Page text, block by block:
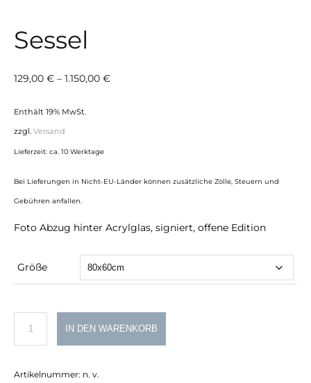
Sessel
129,00 € – 1.150,00 €Preisspanne:
Enthält 19% MwSt.
zzgl. Versand
Lieferzeit: ca. 10 Werktage
Bei Lieferungen in Nicht-EU-Länder können zusätzliche Zölle, Steuern und
Gebühren anfallen.
Foto Abzug hinter Acrylglas, signiert, offene Edition
Größe
IN DEN WARENKORB
Artikelnummer: n. v.